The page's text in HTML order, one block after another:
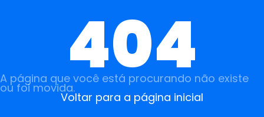
404
A página que você está procurando não existe
ou foi movida.
Voltar para a página inicial